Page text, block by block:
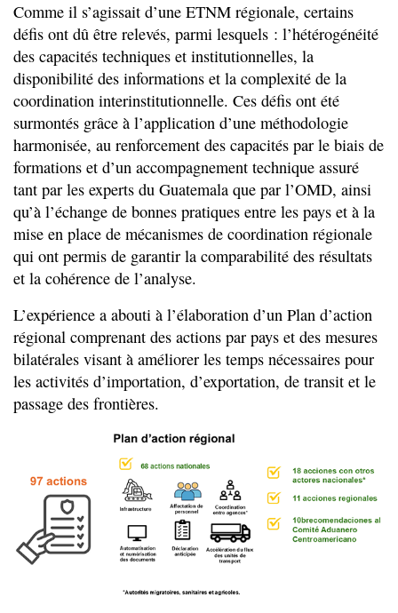
Comme il s’agissait d’une ETNM régionale, certains
défis ont dû être relevés, parmi lesquels : l’hétérogénéité
des capacités techniques et institutionnelles, la
disponibilité des informations et la complexité de la
coordination interinstitutionnelle. Ces défis ont été
surmontés grâce à l’application d’une méthodologie
harmonisée, au renforcement des capacités par le biais de
formations et d’un accompagnement technique assuré
tant par les experts du Guatemala que par l’OMD, ainsi
qu’à l’échange de bonnes pratiques entre les pays et à la
mise en place de mécanismes de coordination régionale
qui ont permis de garantir la comparabilité des résultats
et la cohérence de l’analyse.
L’expérience a abouti à l’élaboration d’un Plan d’action
régional comprenant des actions par pays et des mesures
bilatérales visant à améliorer les temps nécessaires pour
les activités d’importation, d’exportation, de transit et le
passage des frontières.